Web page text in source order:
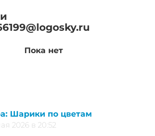
Пока нет
Шарики по цветам
2026 в 20:52